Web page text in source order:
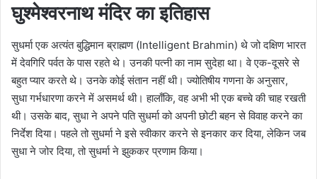
घुश्मेश्वरनाथ मंदिर का इतिहास
सुधर्मा एक अत्यंत बुद्धिमान ब्राह्मण (Intelligent Brahmin) थे जो दक्षिण भारत
में देवगिरि पर्वत के पास रहते थे। उनकी पत्नी का नाम सुदेहा था। वे एक-दूसरे से
बहुत प्यार करते थे। उनके कोई संतान नहीं थी। ज्योतिषीय गणना के अनुसार,
सुधा गर्भधारणा करने में असमर्थ थी। हालाँकि, वह अभी भी एक बच्चे की चाह रखती
थी। उसके बाद, सुधा ने अपने पति सुधर्मा को अपनी छोटी बहन से विवाह करने का
निर्देश दिया। पहले तो सुधर्मा ने इसे स्वीकार करने से इनकार कर दिया, लेकिन जब
सुधा ने जोर दिया, तो सुधर्मा ने झुककर प्रणाम किया।